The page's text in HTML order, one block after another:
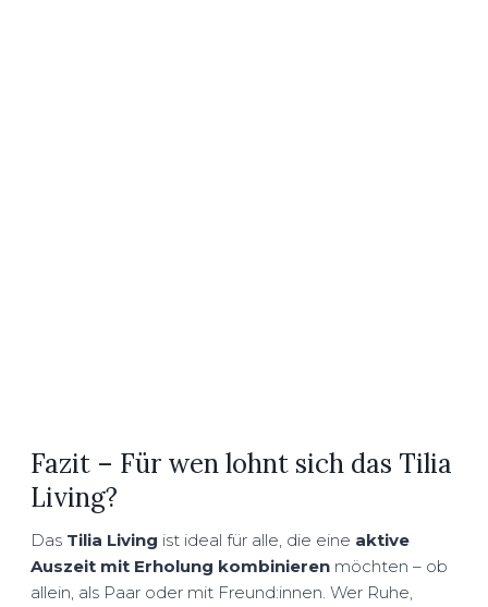
Fazit – Für wen lohnt sich das Tilia
Living?
Das Tilia Living ist ideal für alle, die eine aktive
Auszeit mit Erholung kombinierenmöchten – ob
allein, als Paar oder mit Freund:innen. Wer Ruhe,